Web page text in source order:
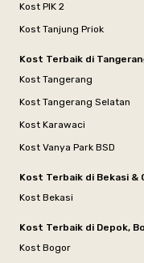
Kost PIK 2
Kost Tanjung Priok
Kost Terbaik di
Kost Tangerang
Kost Tangerang Selatan
Kost Karawaci
Kost Vanya Park BSD
Kost Terbaik di Bekasi &
Kost Bekasi
Kost Terbaik di Depok,
Kost Bogor